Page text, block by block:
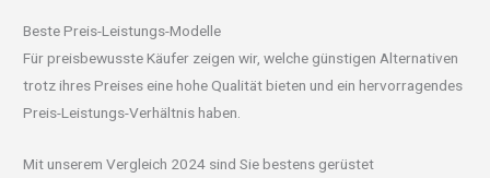
Beste Preis-Leistungs-Modelle
Für preisbewusste Käufer zeigen wir, welche günstigen Alternativen
trotz ihres Preises eine hohe Qualität bieten und ein hervorragendes
Preis-Leistungs-Verhältnis haben.
Mit unserem Vergleich 2024 sind Sie bestens gerüstet